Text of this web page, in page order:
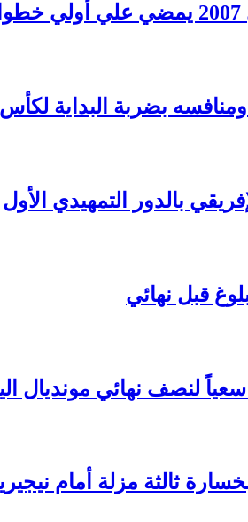
بضربة البداية لكأس
بالدور التمهيدي الأول
قبل نهائي
لنصف نهائي مونديال
ثالثة مزلة أمام